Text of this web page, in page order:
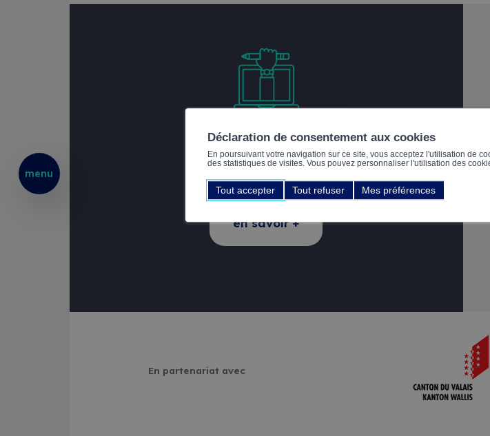
menu
ce cours vous est proposé en
blended learning
en savoir +
En partenariat avec
Déclaration de consentement aux cookies
En poursuivant votre navigation sur ce site, vous acceptez l'utilisation de
des statistiques de visites. Vous pouvez personnaliser l'utilisation des
Tout accepter Tout refuser Mes préférences